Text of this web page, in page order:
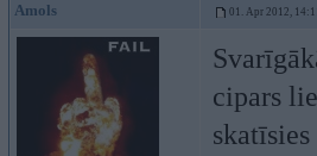
Amols 01. Apr 2012,
cipars